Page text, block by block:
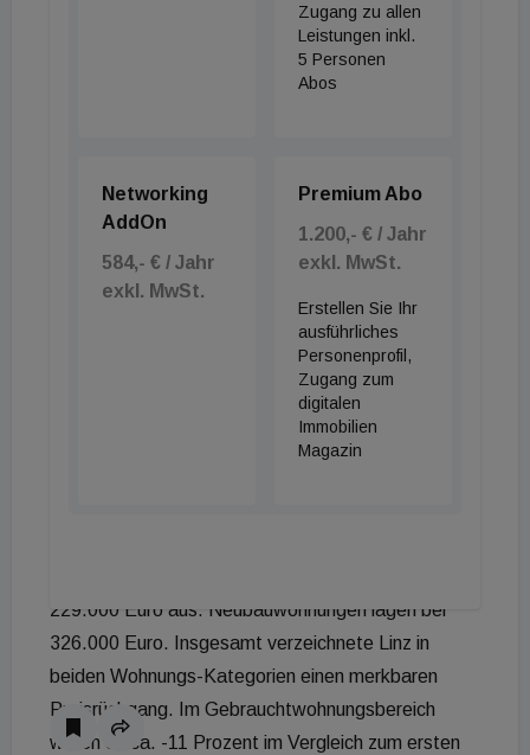
599.000 Euro kostete eine Neubauwohnung im
Schnitt. Das sind knapp 8 Prozent mehr als noch im
Das waren 8 Prozent mehr als noch im ersten
Halbjahr 2022. Ein etwas anderes Bild zeigte sich
am Neubaumarkt. Mit rund 300.000 Euro waren
Wohnungen vom Bauträger zwar rund 39 Prozent
teurer als das Gebrauchtsegment, aber günstiger
als in der Vorjahresperiode. Im ersten Halbjahr 2022
lag der durchschnittliche Transaktionspreis bei
317.000 Euro - ein Minus von 5 Prozent.
229.000 Euro aus. Neubauwohnungen lagen bei
326.000 Euro. Insgesamt verzeichnete Linz in
beiden Wohnungs-Kategorien einen merkbaren
Preisrückgang. Im Gebrauchtwohnungsbereich
waren es ca. -11 Prozent im Vergleich zum ersten
Zugang zu allen
Leistungen inkl.
5 Personen
Abos
Networking
AddOn
584,- € / Jahr
exkl. MwSt.
Premium Abo
1.200,- € / Jahr
exkl. MwSt.
Erstellen Sie Ihr
ausführliches
Personenprofil,
Zugang zum
digitalen
Immobilien
Magazin